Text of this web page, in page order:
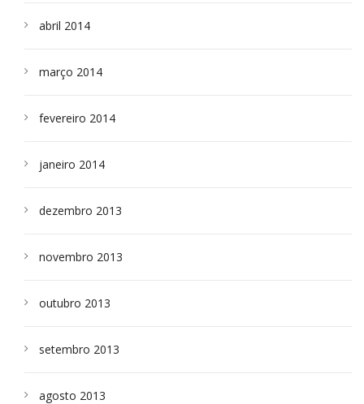
abril 2014
março 2014
fevereiro 2014
janeiro 2014
dezembro 2013
novembro 2013
outubro 2013
setembro 2013
agosto 2013